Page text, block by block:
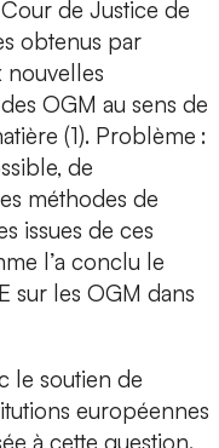
de Justice de
obtenus par
nouvelles
OGM au sens de
(1). Problème :
de
méthodes de
issues de ces
l’a conclu le
sur les OGM dans
le soutien de
européennes
à cette question.